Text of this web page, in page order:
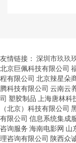
友情链接： 深圳市玖玖
北京巨佩科技有限公司
程有限公司 北京辣星朵
腾科技有限公司 云南云
司 塑胶制品 上海唐林科
（北京）科技有限公司
有限公司 信息系统集成
咨询服务 海南电影网 山
理咨询有限公司 陕西众